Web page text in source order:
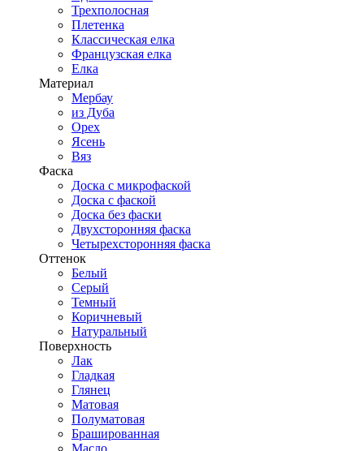
Трехполосная
Плетенка
Классическая елка
Французская елка
Елка
Материал
Мербау
из Дуба
Орех
Ясень
Вяз
Фаска
Доска с микрофаской
Доска с фаской
Доска без фаски
Двухсторонняя фаска
Четырехсторонняя фаска
Оттенок
Белый
Серый
Темный
Коричневый
Натуральный
Поверхность
Лак
Гладкая
Глянец
Матовая
Полуматовая
Брашированная
Масло